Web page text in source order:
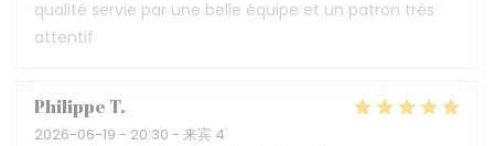
qualité servie par une belle équipe et un patron très
attentif
Philippe T
2026-06-19 - 20:30 - 来宾 4